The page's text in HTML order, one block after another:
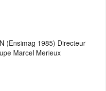
de dirigeants, quand la
direction d’Adecco en passant
(Ensimag 1985) Directeur
Marcel Merieux